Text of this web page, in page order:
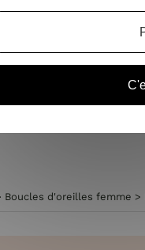
Boucles d'oreilles femme >